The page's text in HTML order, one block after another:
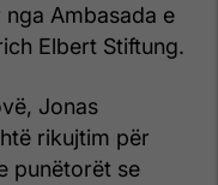
Ambasada e
Elbert Stiftung.
Jonas
rikujtim për
punëtorët se